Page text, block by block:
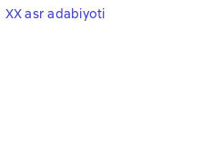
XX asr adabiyoti